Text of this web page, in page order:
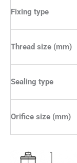
Fixing type
Thread size (mm)
Sealing type
Orifice size (mm)